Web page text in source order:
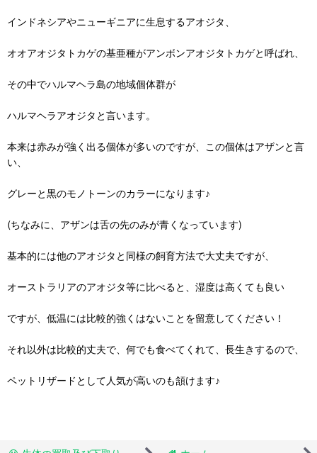
インドネシアやニューギニアに生息するアオジタ、
オオアオジタトカゲの基亜種がアンボンアオジタトカゲと呼ばれ、
その中でハルマヘラ島の地域個体群が
ハルマヘラアオジタと言います。
本来は赤みが強く出る個体が多いのですが、この個体はアザンと言
い、
グレーと黒のモノトーンのカラーになります♪
(ちなみに、アザンは舌の先のみが青くなっています)
基本的には他のアオジタと同様の飼育方法で大丈夫ですが、
オーストラリアのアオジタ等に比べると、湿度は高くても良い
ですが、低温には比較的強くはないことを留意してください！
それ以外は比較的丈夫で、何でも食べてくれて、長生きするので、
ペットリザードとして人気が高いのも頷けます♪